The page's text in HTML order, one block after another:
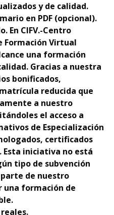
y de calidad.
en PDF (opcional).
En CIFV.-Centro
Formación Virtual
una formación
Gracias a nuestra
bonificados,
reducida que
a nuestro
el acceso a
de Especialización
certificados
iniciativa no está
tipo de subvención
de nuestro
una formación de